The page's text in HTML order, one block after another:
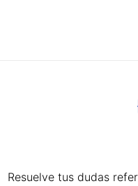
Resuelve tus dudas